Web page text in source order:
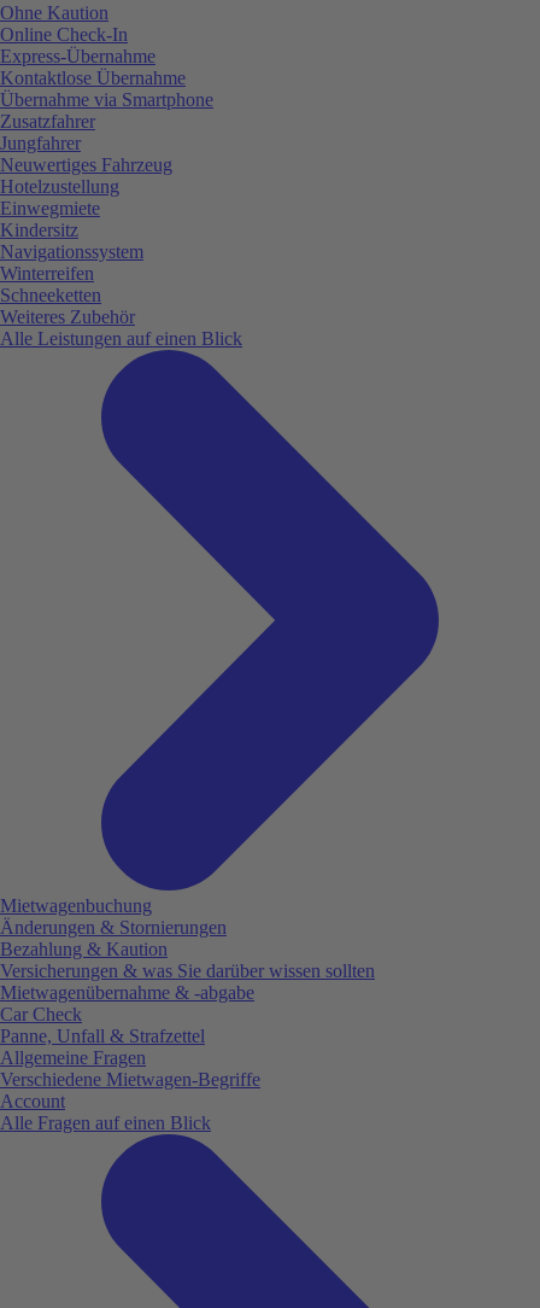
Ohne Kaution
Online Check-In
Express-Übernahme
Kontaktlose Übernahme
Übernahme via Smartphone
Zusatzfahrer
Jungfahrer
Neuwertiges Fahrzeug
Hotelzustellung
Einwegmiete
Kindersitz
Navigationssystem
Winterreifen
Schneeketten
Weiteres Zubehör
Alle Leistungen auf einen Blick
Mietwagenbuchung
Änderungen & Stornierungen
Bezahlung & Kaution
Versicherungen & was Sie darüber wissen sollten
Mietwagenübernahme & -abgabe
Car Check
Panne, Unfall & Strafzettel
Allgemeine Fragen
Verschiedene Mietwagen-Begriffe
Account
Alle Fragen auf einen Blick